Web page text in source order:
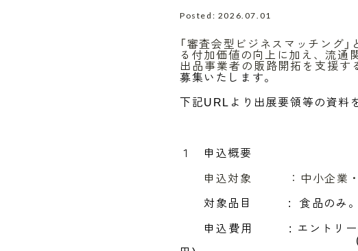
Posted: 2026.07.01
「審査会型ビジネスマッチング
る付加価値の向上に加え、流通
出品事業者の販路開拓を支援す
募集いたします。
下記URL より出展要領等の資料
１ 申込概要
申込対象 ：中小企業・小
対象品目 :食品のみ
申込費用 : エントリ